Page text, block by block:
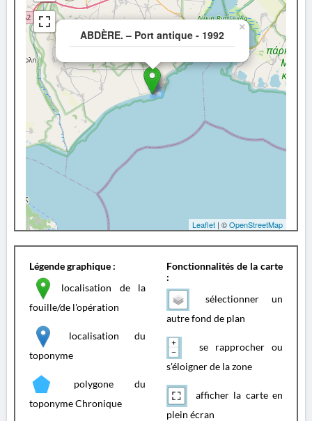
ABDÈRE. – Port antique - 1992
×
Leaflet | ©OpenStreetMap
Légende graphique :
localisation de la
fouille/de l'opération
localisation du
toponyme
polygone du
toponyme Chronique
Fonctionnalités de la carte
:
sélectionner un
autre fond de plan
se rapprocher ou
s'éloigner de la zone
afficher la carte en
plein écran